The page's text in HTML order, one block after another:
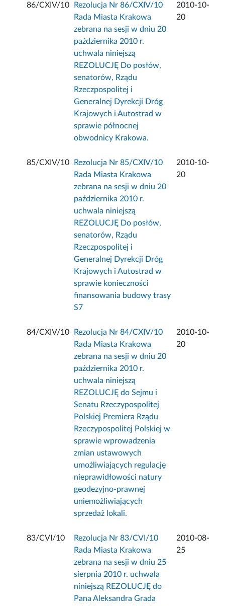
86/CXIV/10
Rezolucja Nr 86/CXIV/10
Rada Miasta Krakowa
zebrana na sesji w dniu 20
października 2010 r.
uchwala niniejszą
REZOLUCJĘ Do posłów,
senatorów, Rządu
Rzeczpospolitej i
Generalnej Dyrekcji Dróg
Krajowych i Autostrad w
sprawie północnej
obwodnicy Krakowa.
2010-10-
20
85/CXIV/10
Rezolucja Nr 85/CXIV/10
Rada Miasta Krakowa
zebrana na sesji w dniu 20
października 2010 r.
uchwala niniejszą
REZOLUCJĘ Do posłów,
senatorów, Rządu
Rzeczpospolitej i
Generalnej Dyrekcji Dróg
Krajowych i Autostrad w
sprawie konieczności
finansowania budowy trasy
S7
2010-10-
20
84/CXIV/10
Rezolucja Nr 84/CXIV/10
Rada Miasta Krakowa
zebrana na sesji w dniu 20
października 2010 r.
uchwala niniejszą
REZOLUCJĘ do Sejmu i
Senatu Rzeczypospolitej
Polskiej Premiera Rządu
Rzeczypospolitej Polskiej w
sprawie wprowadzenia
zmian ustawowych
umożliwiających regulację
nieprawidłowości natury
geodezyjno-prawnej
uniemożliwiających
sprzedaż lokali.
2010-10-
20
83/CVI/10
Rezolucja Nr 83/CVI/10
Rada Miasta Krakowa
zebrana na sesji w dniu 25
sierpnia 2010 r. uchwala
niniejszą REZOLUCJĘ do
Pana Aleksandra Grada
2010-08-
25